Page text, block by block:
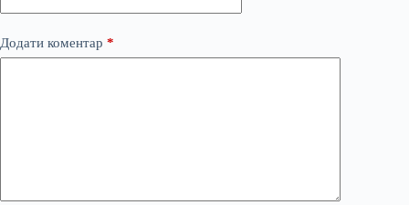
Додати коментар *